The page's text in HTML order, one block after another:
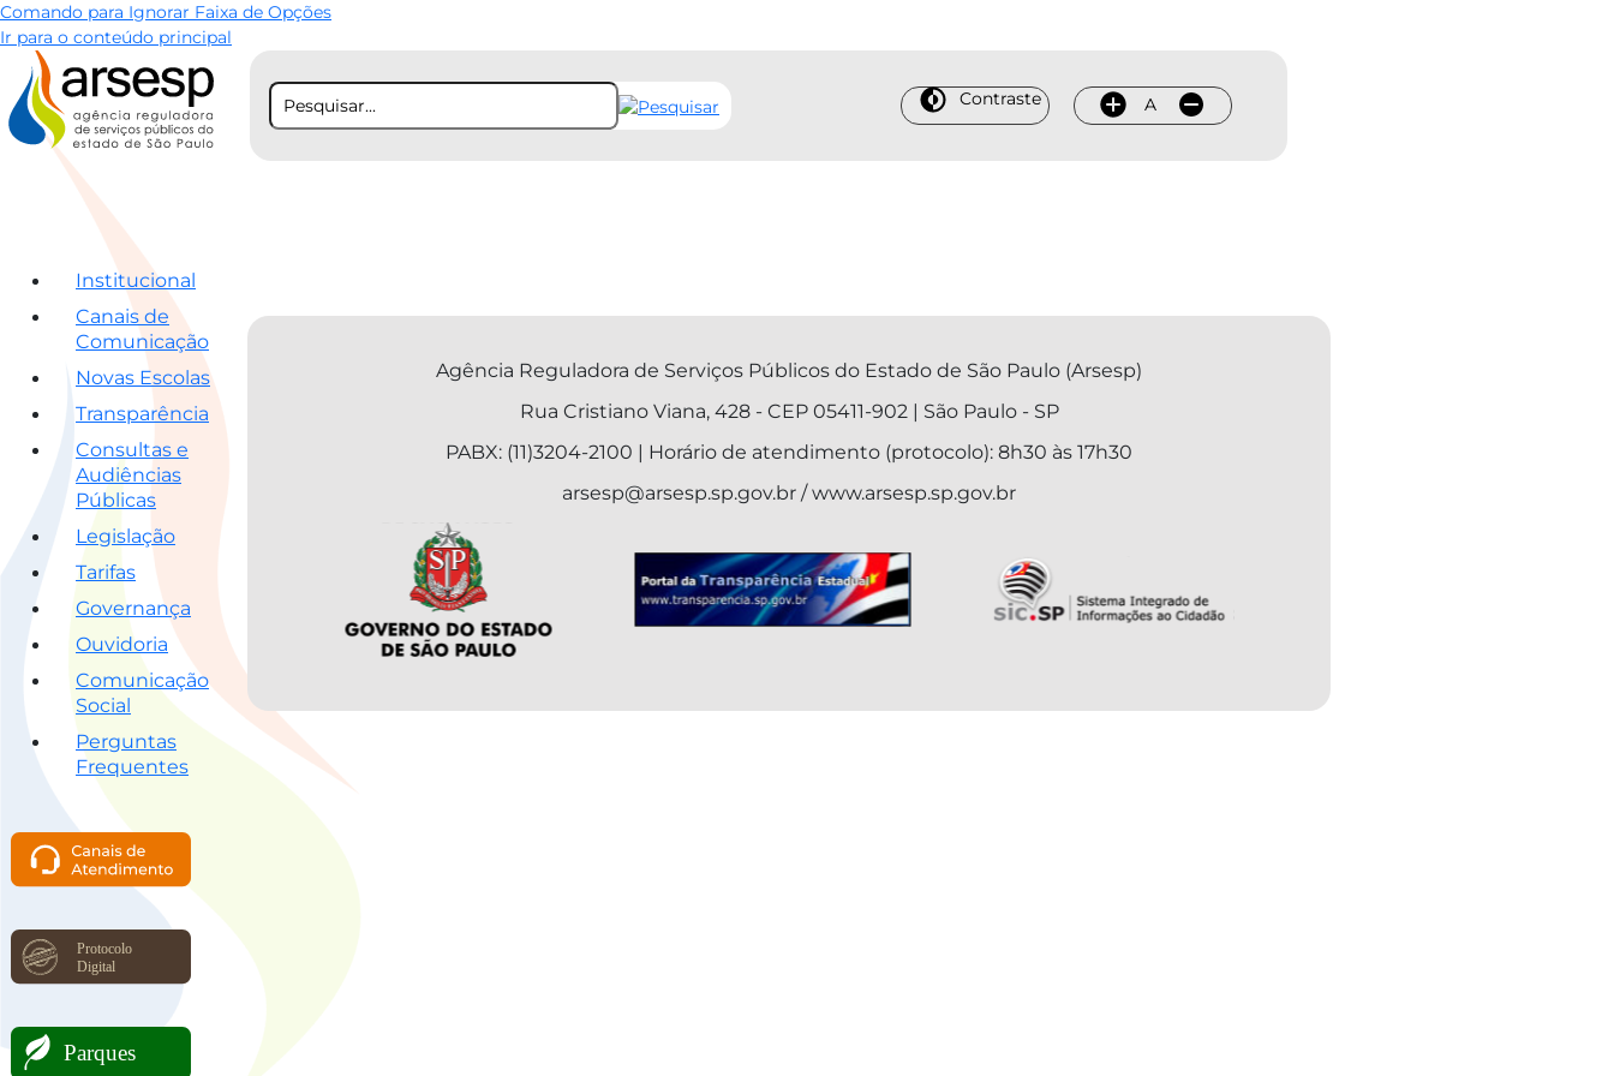
Comando para Ignorar Faixa de Opções
Ir para o conteúdo principal
Contraste A
Institucional
Canais de
Comunicação
Novas Escolas
Transparência
Consultas e
Audiências
Públicas
Legislação
Tarifas
Governança
Ouvidoria
Comunicação
Social
Perguntas
Frequentes
Agência Reguladora de Serviços Públicos do Estado de São Paulo (Arsesp)
Rua Cristiano Viana, 428 - CEP 05411-902 | São Paulo - SP
PABX: (11)3204-2100 | Horário de atendimento (protocolo): 8h30 às 17h30
arsesp@arsesp.sp.gov.br / www.arsesp.sp.gov.br